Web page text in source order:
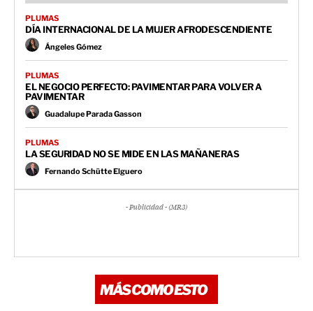
PLUMAS
DÍA INTERNACIONAL DE LA MUJER AFRODESCENDIENTE
Ángeles Gómez
PLUMAS
EL NEGOCIO PERFECTO: PAVIMENTAR PARA VOLVER A
PAVIMENTAR
Guadalupe Parada Gasson
PLUMAS
LA SEGURIDAD NO SE MIDE EN LAS MAÑANERAS
Fernando Schütte Elguero
- Publicidad - (MR3)
MÁS COMO ESTO